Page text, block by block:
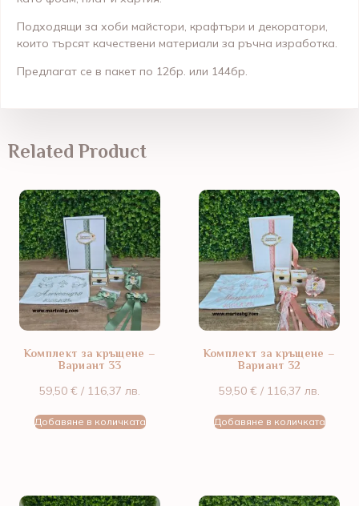
Подходящи за хоби майстори, крафтъри и декоратори,
които търсят качествени материали за ръчна изработка.
Предлагат се в пакет по 12бр. или 144бр.
Related Product
Комплект за кръщене –
Вариант 33
59,50 € / 116,37 лв.
Добавяне в количката
Комплект за кръщене –
Вариант 32
59,50 € / 116,37 лв.
Добавяне в количката